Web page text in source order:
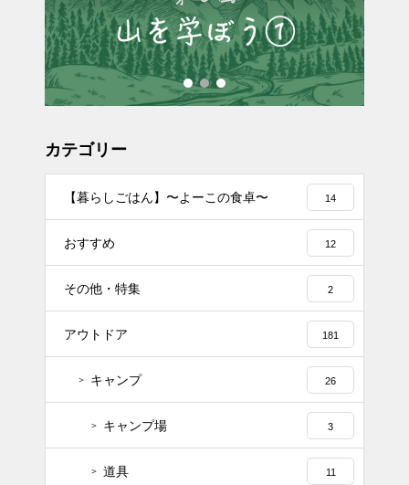
カテゴリー
【暮らしごはん】〜よーこの食卓〜 14
おすすめ 12
その他・特集 2
アウトドア 181
キャンプ 26
キャンプ場 3
道具 11